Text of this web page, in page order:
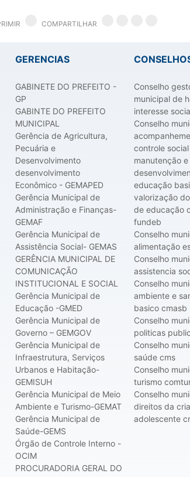
COMPARTILHAR
GERENCIAS
GABINETE DO PREFEITO -
GP
GABINTE DO PREFEITO
MUNICIPAL
Gerência de Agricultura,
Pecuária e
Desenvolvimento
desenvolvimento
Econômico - GEMAPED
Gerência Municipal de
Administração e Finanças-
GEMAF
Gerência Municipal de
Assistência Social- GEMAS
GERÊNCIA MUNICIPAL DE
COMUNICAÇÃO
INSTITUCIONAL E SOCIAL
Gerência Municipal de
Educação -GMED
Gerência Municipal de
Governo – GEMGOV
Gerência Municipal de
Infraestrutura, Serviços
Urbanos e Habitação-
GEMISUH
Gerência Municipal de Meio
Ambiente e Turismo-GEMAT
Gerência Municipal de
Saúde-GEMS
Órgão de Controle Interno -
OCIM
PROCURADORIA GERAL DO
Conselho
municipal de
interesse
Conselho
controle
manutenção e
educação
valorização
de educação
fundeb
Conselho
alimentação
Conselho
assistencia
Conselho
ambiente e
basico cmasb
Conselho
politicas
Conselho
saúde cms
Conselho
turismo
Conselho
direitos da
adolescente